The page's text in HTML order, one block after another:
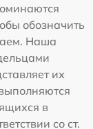
обозначить
Наша
их
в
со ст.